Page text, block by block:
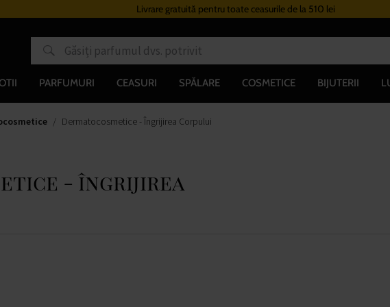
Livrare gratuită pentru toate ceasurile de la 510 lei
PARFUMURI CEASURI SPĂLARE COSMETICE BIJUTERII
Dermatocosmetice - Îngrijirea Corpului
- îngrijirea